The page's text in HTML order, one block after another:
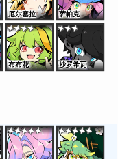
厄尔塞拉 萨帕克
布布花 沙罗希瓦